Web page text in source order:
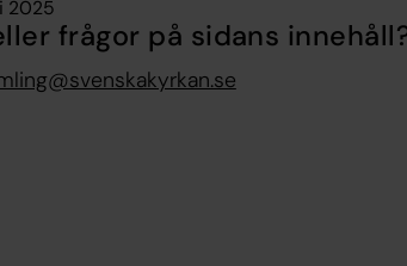
2025
frågor på sidans